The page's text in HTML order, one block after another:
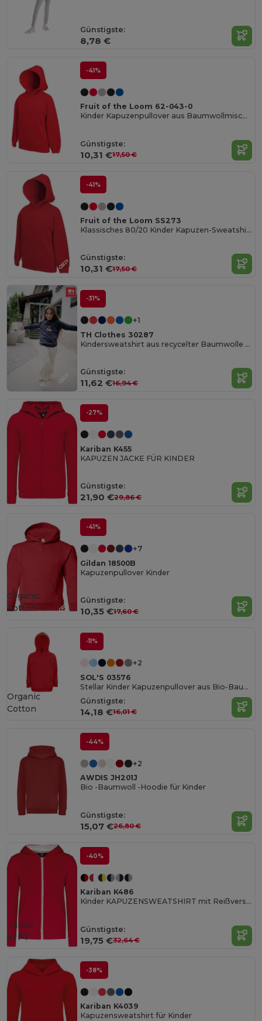
Günstigste:
8,78 €
-41%
Fruit of the Loom 62-043-0
Kinder Kapuzenpullover aus Baumwollmischung
Günstigste:
10,31 €17,50 €
-41%
Fruit of the Loom SS273
Klassisches 80/20 Kinder Kapuzen-Sweatshirt
Günstigste:
10,31 €17,50 €
-31%
+1
TH Clothes 30287
Kindersweatshirt aus recycelter Baumwolle und Polyester
Günstigste:
11,62 €16,94 €
-27%
Kariban K455
KAPUZEN JACKE FÜR KINDER
Günstigste:
21,90 €29,86 €
-41%
+7
Gildan 18500B
Kapuzenpullover Kinder
Günstigste:
10,35 €17,60 €
Organic
Cotton
-11%
+2
SOL'S 03576
Stellar Kinder Kapuzenpullover aus Bio-Baumwolle
Günstigste:
14,18 €16,01 €
Organic
Cotton
-44%
+2
AWDIS JH201J
Bio -Baumwoll -Hoodie für Kinder
Günstigste:
15,07 €26,80 €
-40%
Kariban K486
Kinder KAPUZENSWEATSHIRT mit Reißverschluss
Günstigste:
19,75 €32,64 €
Made
in PT
-38%
Kariban K4039
Kapuzensweatshirt für Kinder